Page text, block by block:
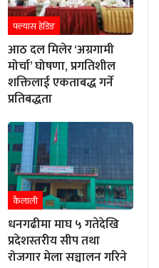
फ्ल्यास हेडिङ
आठ दल मिलेर ‘अग्रगामी
मोर्चा’ घोषणा, प्रगतिशील
शक्तिलाई एकताबद्ध गर्ने
प्रतिबद्धता
कैलाली
धनगढीमा माघ ५ गतेदेखि
प्रदेशस्तरीय सीप तथा
रोजगार मेला सञ्चालन गरिने